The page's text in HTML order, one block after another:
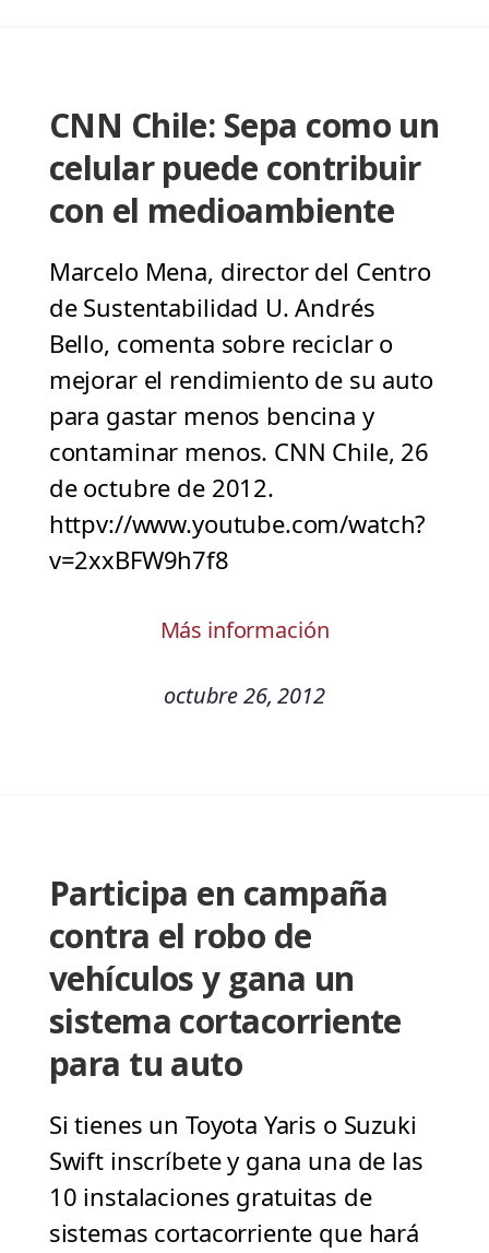
CNN Chile: Sepa como un
celular puede contribuir
con el medioambiente
Marcelo Mena, director del Centro
de Sustentabilidad U. Andrés
Bello, comenta sobre reciclar o
mejorar el rendimiento de su auto
para gastar menos bencina y
contaminar menos. CNN Chile, 26
de octubre de 2012.
httpv://www.youtube.com/watch?
v=2xxBFW9h7f8
Más información
octubre 26, 2012
Participa en campaña
contra el robo de
vehículos y gana un
sistema cortacorriente
para tu auto
Si tienes un Toyota Yaris o Suzuki
Swift inscríbete y gana una de las
10 instalaciones gratuitas de
sistemas cortacorriente que hará